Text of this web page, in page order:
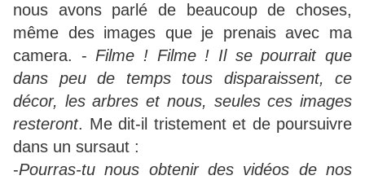
nous avons parlé de beaucoup de choses,
même des images que je prenais avec ma
camera. - Filme ! Filme ! Il se pourrait que
dans peu de temps tous disparaissent, ce
décor, les arbres et nous, seules ces images
resteront. Me dit-il tristement et de poursuivre
dans un sursaut :
-Pourras-tu nous obtenir des vidéos de nos